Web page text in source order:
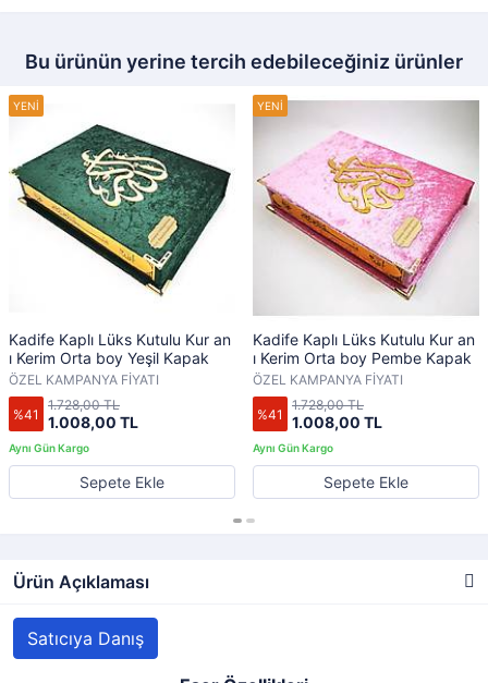
Bu ürünün yerine tercih edebileceğiniz ürünler
Kadife Kaplı Lüks Kutulu Kur an
ı Kerim Orta boy Yeşil Kapak
ÖZEL KAMPANYA FİYATI
%41 1.008,00 TL
1.728,00 TL
Sepete Ekle
Kadife Kaplı Lüks Kutulu Kur an
ı Kerim Orta boy Pembe Kapak
ÖZEL KAMPANYA FİYATI
%41 1.008,00 TL
1.728,00 TL
Sepete Ekle
Ürün Açıklaması
Satıcıya Danış